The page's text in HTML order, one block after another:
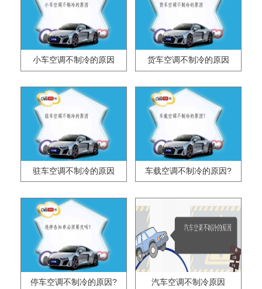
小车空调不制冷的原因 货车空调不制冷的原因
驻车空调不制冷的原因 车载空调不制冷的原因?
停车空调不制冷的原因? 汽车空调不制冷原因